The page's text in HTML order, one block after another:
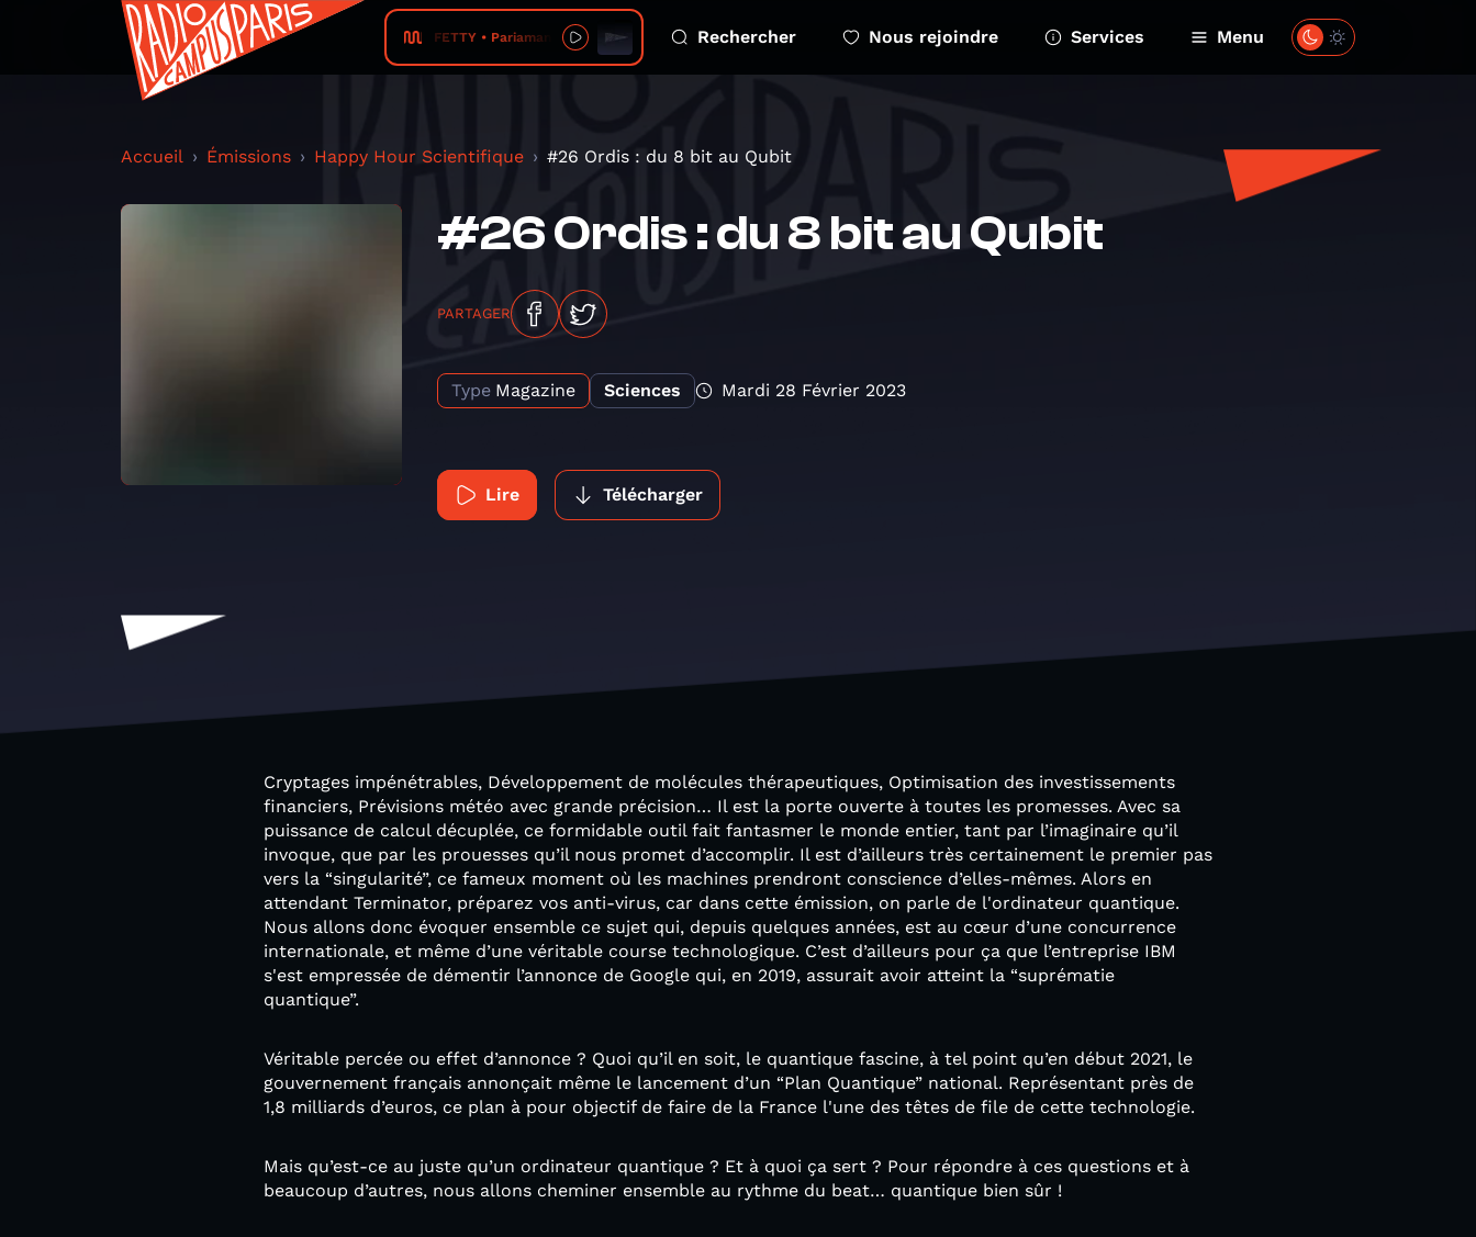
FETTY • Pariaman Rechercher Nous rejoindre Services Menu
Accueil Émissions Happy Hour Scientifique #26 Ordis : du 8 bit au Qubit
#26 Ordis : du 8 bit au Qubit
PARTAGER
Type Magazine Sciences Mardi 28 Février 2023
Lire Télécharger
Cryptages impénétrables, Développement de molécules thérapeutiques, Optimisation des investissements
financiers, Prévisions météo avec grande précision… Il est la porte ouverte à toutes les promesses. Avec sa
puissance de calcul décuplée, ce formidable outil fait fantasmer le monde entier, tant par l’imaginaire qu’il
invoque, que par les prouesses qu’il nous promet d’accomplir. Il est d’ailleurs très certainement le premier pas
vers la “singularité”, ce fameux moment où les machines prendront conscience d’elles-mêmes. Alors en
attendant Terminator, préparez vos anti-virus, car dans cette émission, on parle de l'ordinateur quantique.
Nous allons donc évoquer ensemble ce sujet qui, depuis quelques années, est au cœur d’une concurrence
internationale, et même d’une véritable course technologique. C’est d’ailleurs pour ça que l’entreprise IBM
s'est empressée de démentir l’annonce de Google qui, en 2019, assurait avoir atteint la “suprématie
quantique”.
Véritable percée ou effet d’annonce ? Quoi qu’il en soit, le quantique fascine, à tel point qu’en début 2021, le
gouvernement français annonçait même le lancement d’un “Plan Quantique” national. Représentant près de
1,8 milliards d’euros, ce plan à pour objectif de faire de la France l'une des têtes de file de cette technologie.
Mais qu’est-ce au juste qu’un ordinateur quantique ? Et à quoi ça sert ? Pour répondre à ces questions et à
beaucoup d’autres, nous allons cheminer ensemble au rythme du beat… quantique bien sûr !